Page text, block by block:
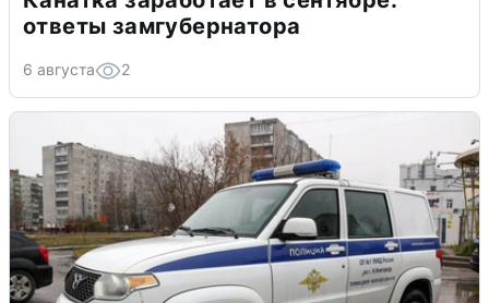
ответы замгубернатора
6 августа 2